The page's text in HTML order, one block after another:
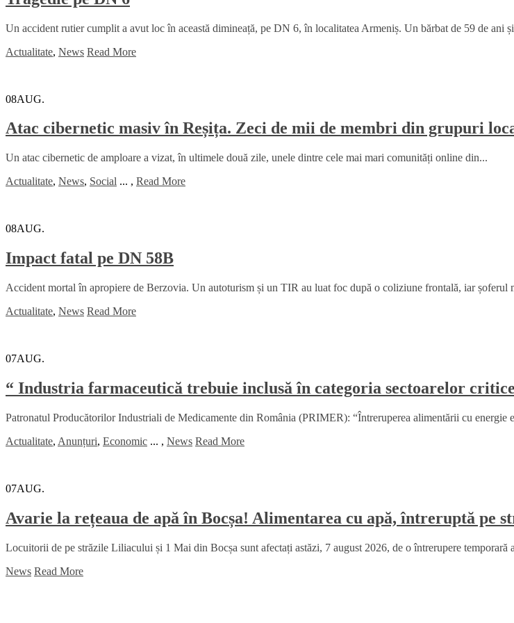
Un accident rutier cumplit a avut loc în această dimineață, pe DN 6, în localitatea Armeniș. Un bărbat de 59 de ani
Actualitate, News Read More
08AUG.
Atac cibernetic masiv în Reșița. Zeci de mii de membri din grupuri
Un atac cibernetic de amploare a vizat, în ultimele două zile, unele dintre cele mai mari comunități online din...
Actualitate, News, Social ... , Read More
08AUG.
Impact fatal pe DN 58B
Accident mortal în apropiere de Berzovia. Un autoturism și un TIR au luat foc după o coliziune frontală, iar șoferul
Actualitate, News Read More
07AUG.
“ Industria farmaceutică trebuie inclusă în categoria sectoarelor
Patronatul Producătorilor Industriali de Medicamente din România (PRIMER): “Întreruperea alimentării cu energie
Actualitate, Anunțuri, Economic ... , News Read More
07AUG.
Avarie la rețeaua de apă în Bocșa! Alimentarea cu apă, întreruptă pe
Locuitorii de pe străzile Liliacului și 1 Mai din Bocșa sunt afectați astăzi, 7 august 2026, de o întrerupere temporară
News Read More